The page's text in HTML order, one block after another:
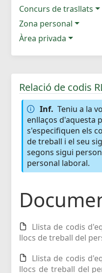
Concurs de trasllats
Zona personal
Àrea privada
Relació de codis
Inf. Teniu a la
enllaços d'aquesta
s'especifiquen els
de treball i el seu
segons sigui
personal laboral.
Llista de codis
llocs de treball del
Llista de codis
llocs de treball del